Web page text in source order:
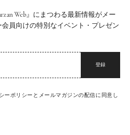
Web』にまつわる最新情報がメー
員向けの特別なイベント・プレゼン
登録
ーポリシーとメールマガジンの配信に同意し